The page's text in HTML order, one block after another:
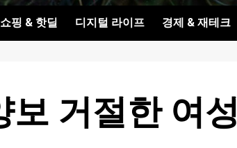
쇼핑 & 핫딜 디지털 라이프 경제 & 재테크
보 거절한 여성